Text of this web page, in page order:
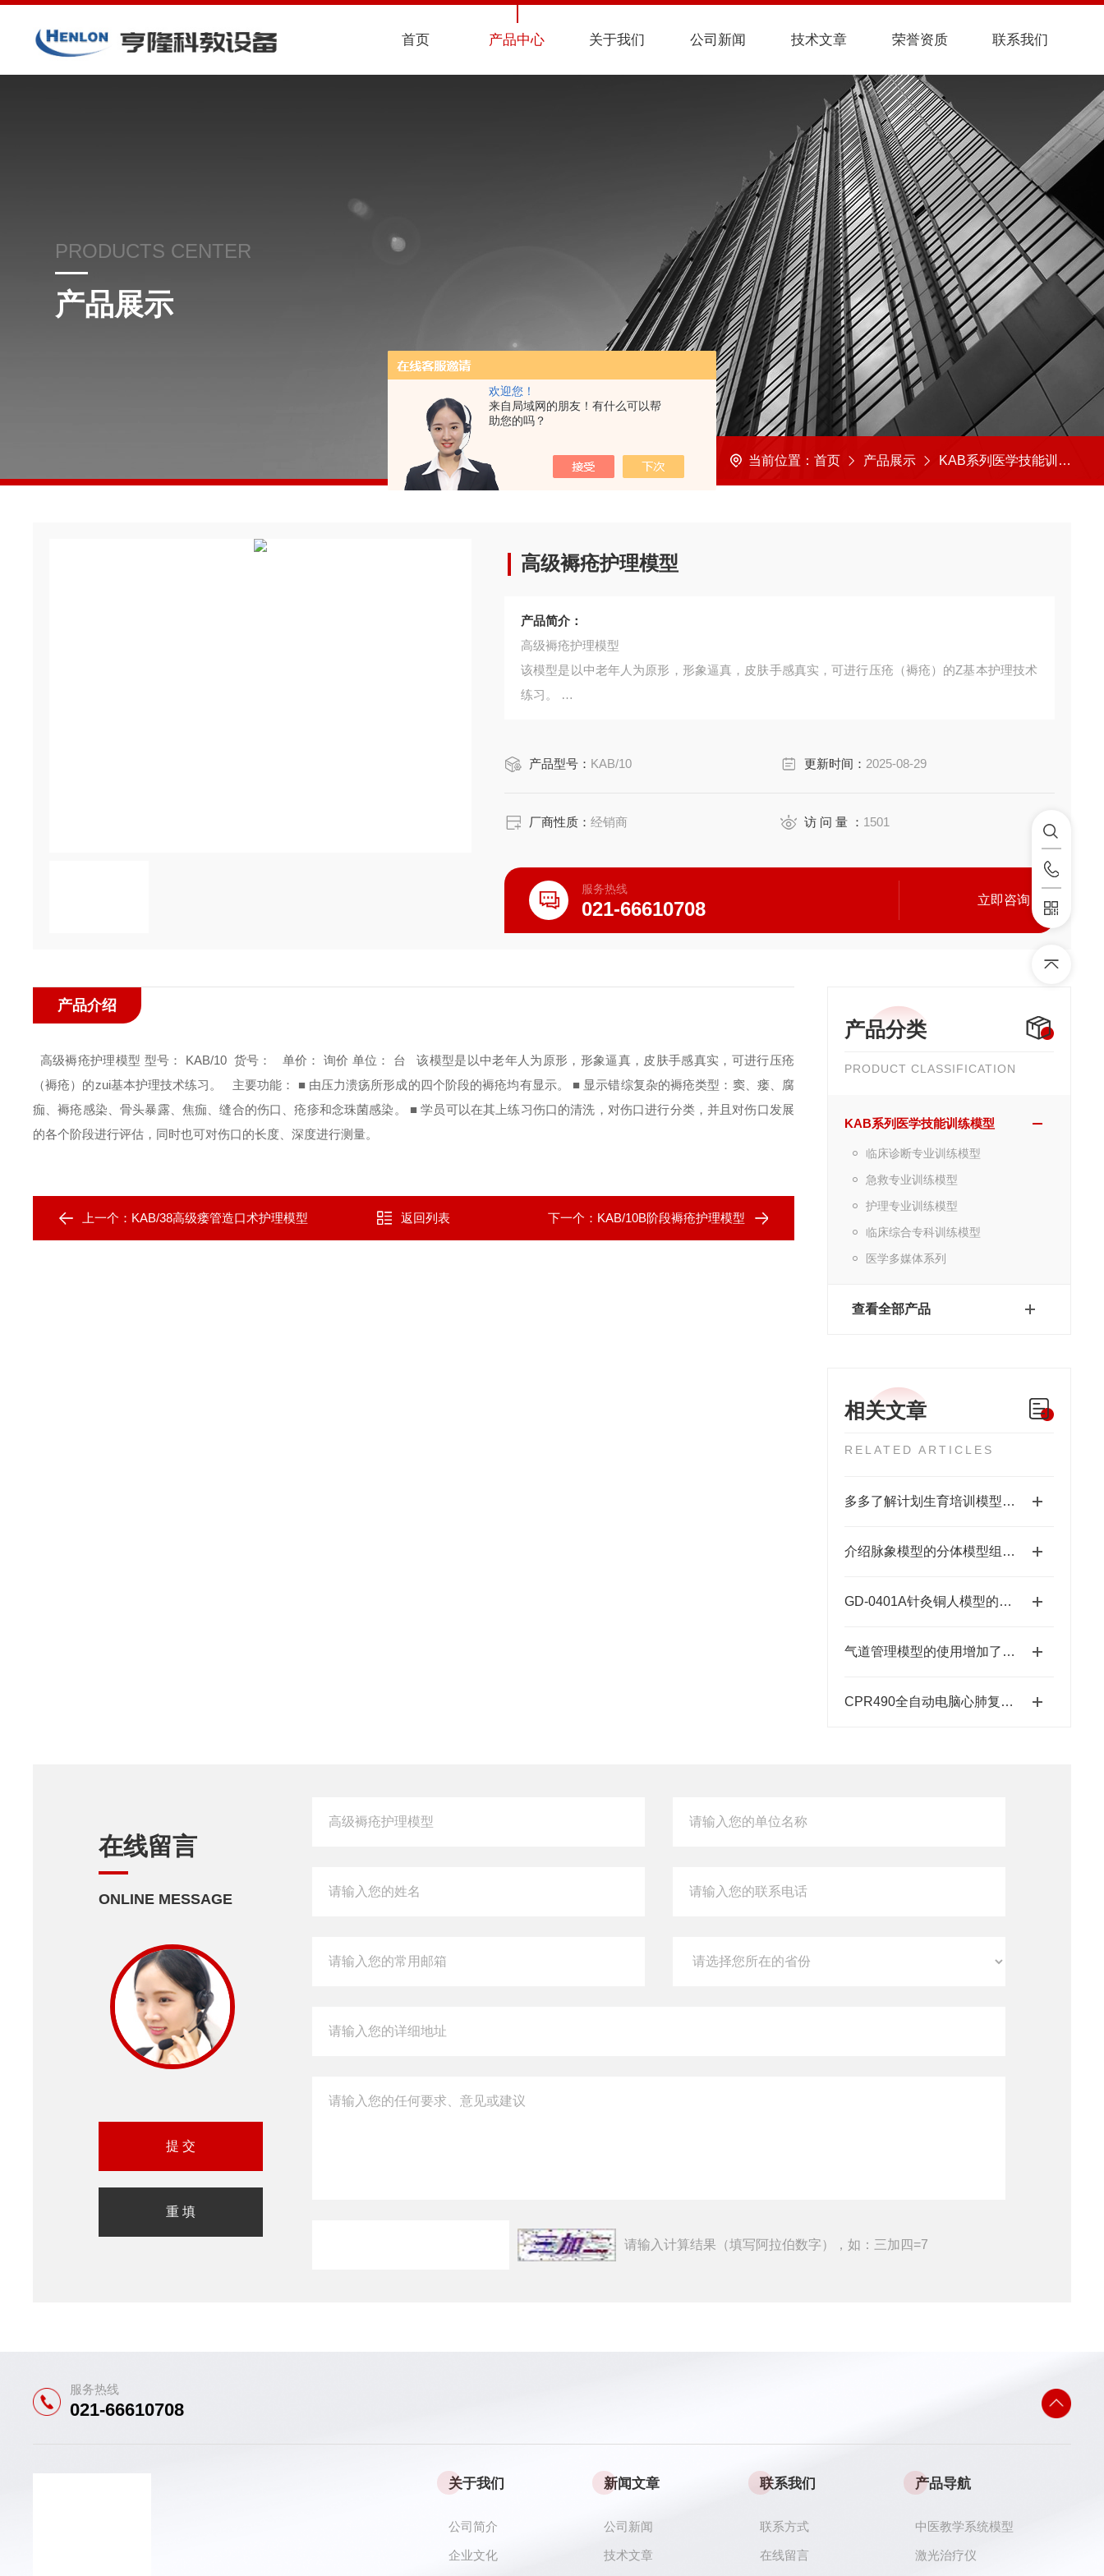
欢迎您！
来自局域网的朋友！有什么可以帮
助您的吗？
首页 产品中心 关于我们 公司新闻 技术文章 荣誉资质 联系我们
PRODUCTS CENTER
产品展示
当前位置： 首页 产品展示 KAB系列医学技能训练模型
高级褥疮护理模型
产品简介：
高级褥疮护理模型
该模型是以中老年人为原形，形象逼真，皮肤手感真实，可进行压疮（褥疮）的Z基本护理技术
练习。
■ 由压力溃疡所形成的四个阶段的褥疮均有显示。
念珠菌感染。
产品型号： KAB/10 更新时间： 2025-08-29
厂商性质：经销商 访 问 量 ： 1501
服务热线
021-66610708 立即咨询
产品分类
PRODUCT CLASSIFICATION
KAB系列医学技能训练模型
临床诊断专业训练模型
急救专业训练模型
护理专业训练模型
临床综合专科训练模型
医学多媒体系列
查看全部产品
相关文章
RELATED ARTICLES
多多了解计划生育培训模型的功能，我们才能更好的学习相关知识
介绍脉象模型的分体模型组成及详细的操作步骤
GD-0401A针灸铜人模型的产品说明
气道管理模型的使用增加了练习场景的真实感
CPR490全自动电脑心肺复苏模拟人
产品介绍
高级褥疮护理模型 型号： KAB/10 货号： 单价： 询价 单位： 台
该模型是以中老年人为原形，形象逼真，皮肤手感真实，可进行压疮
（褥疮）的zui基本护理技术练习。
主要功能： ■ 由压力溃疡所形成的四个阶段的褥疮均有显示。 ■ 显示错综复杂的褥疮类型：窦、瘘、腐
痂、褥疮感染、骨头暴露、焦痂、缝合的伤口、疮疹和念珠菌感染。 ■ 学员可以在其上练习伤口的清洗，对伤口进行分类，并且对伤口发展
的各个阶段进行评估，同时也可对伤口的长度、深度进行测量。
上一个： KAB/38高级瘘管造口术护理模型 返回列表 下一个： KAB/10B阶段褥疮护理模型
在线留言
ONLINE MESSAGE
请输入计算结果（填写阿拉伯数字），如：三加四=7
服务热线
021-66610708
关于我们
公司简介
企业文化
新闻文章
公司新闻
技术文章
联系我们
联系方式
在线留言
产品导航
中医教学系统模型
激光治疗仪